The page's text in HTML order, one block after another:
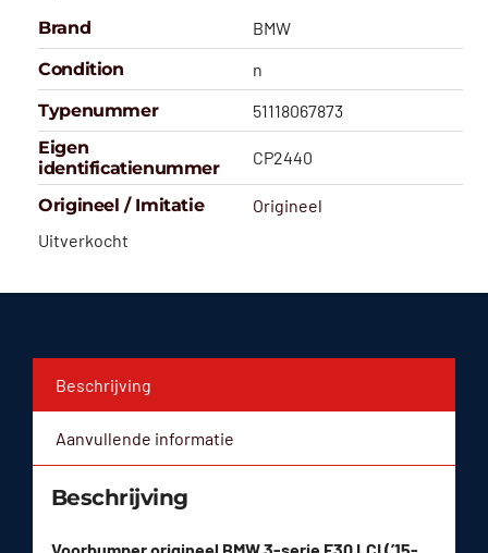
Brand
BMW
Condition
n
Typenummer
51118067873
Eigen
identificatienummer
CP2440
Origineel / Imitatie
Origineel
Uitverkocht
Beschrijving
Aanvullende informatie
Beschrijving